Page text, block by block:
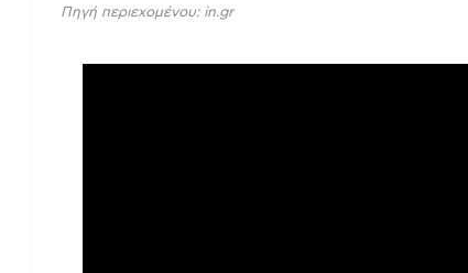
Πηγή περιεχομένου: in.gr